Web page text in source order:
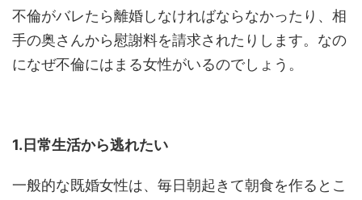
不倫がバレたら離婚しなければならなかったり、相
手の奥さんから慰謝料を請求されたりします。なの
になぜ不倫にはまる女性がいるのでしょう。
1.日常生活から逃れたい
一般的な既婚女性は、毎日朝起きて朝食を作るとこ